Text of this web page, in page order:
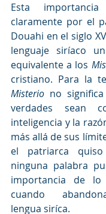
Esta
claramente por el
Douahi en el siglo
lenguaje siríaco
equivalente a los
Misterio no
verdades sean
inteligencia y la
más allá de sus
el patriarca
ninguna palabra
importancia de lo
cuando
lengua siríca.